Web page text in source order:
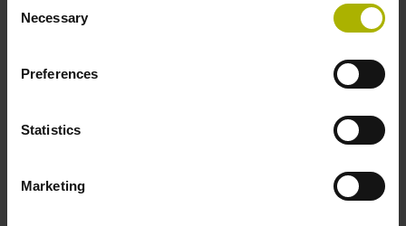
Selection
Necessary
Preferences
Statistics
Marketing